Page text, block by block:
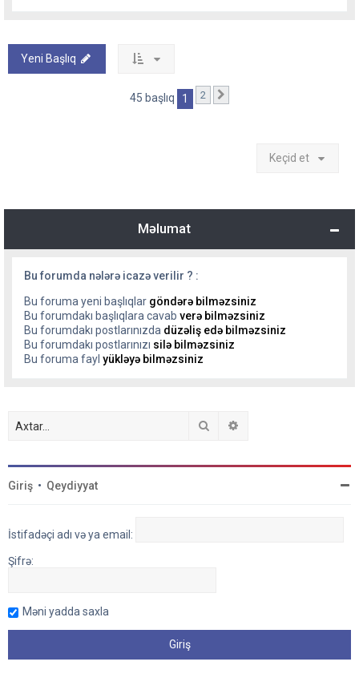
Yeni Başlıq
45 başlıq 1 2
Keçid et
Məlumat
Bu forumda nələrə icazə verilir ? :
Bu foruma yeni başlıqlar göndərə bilməzsiniz
Bu forumdakı başlıqlara cavab verə bilməzsiniz
Bu forumdakı postlarınızda düzəliş edə bilməzsiniz
Bu forumdakı postlarınızı silə bilməzsiniz
Bu foruma fayl yükləyə bilməzsiniz
Axtar
Giriş • Qeydiyyat
İstifadəçi adı və ya email:
Şifrə:
Məni yadda saxla